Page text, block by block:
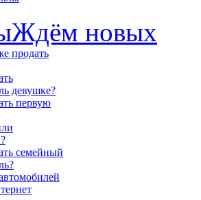
Ждём новых
продать
девушке?
первую
семейный